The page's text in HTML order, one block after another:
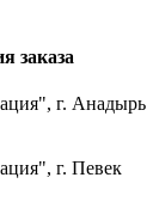
заказа
г. Анадырь
г. Певек